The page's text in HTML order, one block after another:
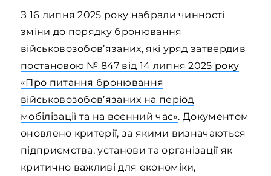
З 16 липня 2025 року набрали чинності
зміни до порядку бронювання
військовозобов’язаних, які уряд затвердив
постановою № 847 від 14 липня 2025 року
«Про питання бронювання
військовозобов’язаних на період
мобілізації та на воєнний час». Документом
оновлено критерії, за якими визначаються
підприємства, установи та організації як
критично важливі для економіки,